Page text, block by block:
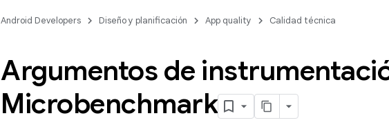
Android Developers Diseño y planificación App quality Calidad técnica
Argumentos de
Microbenchmark